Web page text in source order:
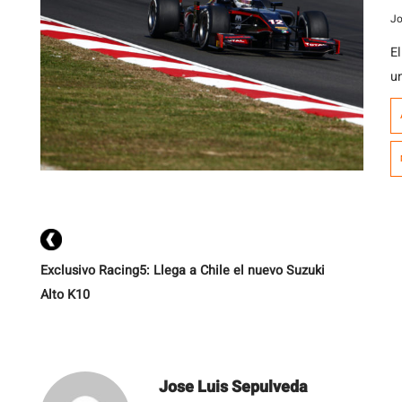
Exclusivo Racing5: Llega a Chile el nuevo Suzuki
Alto K10
Jose Luis Sepulveda